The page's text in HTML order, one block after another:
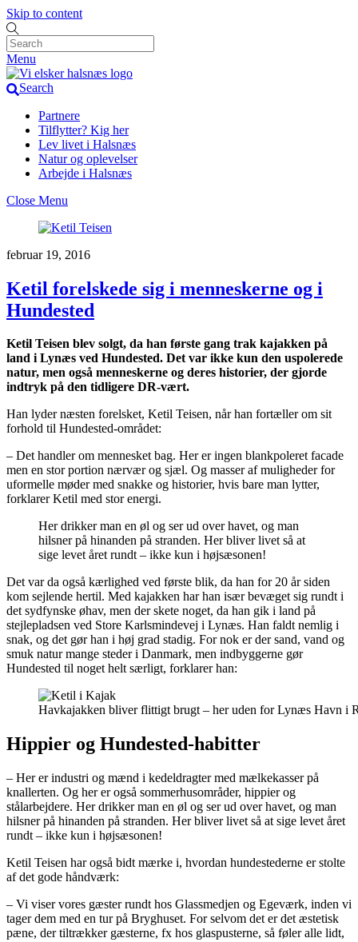
Skip to content
Menu
Search
Partnere
Tilflytter? Kig her
Lev livet i Halsnæs
Natur og oplevelser
Arbejde i Halsnæs
Close Menu
februar 19, 2016
Ketil forelskede sig i menneskerne og i
Hundested
Ketil Teisen blev solgt, da han første gang trak kajakken på
land i Lynæs ved Hundested. Det var ikke kun den uspolerede
natur, men også menneskerne og deres historier, der gjorde
indtryk på den tidligere DR-vært.
Han lyder næsten forelsket, Ketil Teisen, når han fortæller om sit
forhold til Hundested-området:
– Det handler om mennesket bag. Her er ingen blankpoleret facade
men en stor portion nærvær og sjæl. Og masser af muligheder for
uformelle møder med snakke og historier, hvis bare man lytter,
forklarer Ketil med stor energi.
Her drikker man en øl og ser ud over havet, og man
hilsner på hinanden på stranden. Her bliver livet så at
sige levet året rundt – ikke kun i højsæsonen!
Det var da også kærlighed ved første blik, da han for 20 år siden
kom sejlende hertil. Med kajakken har han især bevæget sig rundt i
det sydfynske øhav, men der skete noget, da han gik i land på
stejlepladsen ved Store Karlsmindevej i Lynæs. Han faldt nemlig i
snak, og det gør han i høj grad stadig. For nok er der sand, vand og
smuk natur mange steder i Danmark, men indbyggerne gør
Hundested til noget helt særligt, forklarer han:
Havkajakken bliver flittigt brugt – her uden for Lynæs Havn i
Hippier og Hundested-habitter
– Her er industri og mænd i kedeldragter med mælkekasser på
knallerten. Og her er også sommerhusområder, hippier og
stålarbejdere. Her drikker man en øl og ser ud over havet, og man
hilsner på hinanden på stranden. Her bliver livet så at sige levet året
rundt – ikke kun i højsæsonen!
Ketil Teisen har også bidt mærke i, hvordan hundestederne er stolte
af det gode håndværk:
– Vi viser vores gæster rundt hos Glassmedjen og Egeværk, inden vi
tager dem med en tur på Bryghuset. For selvom det er det æstetisk
pæne, der tiltrækker gæsterne, fx hos glaspusterne, så føler alle lidt,